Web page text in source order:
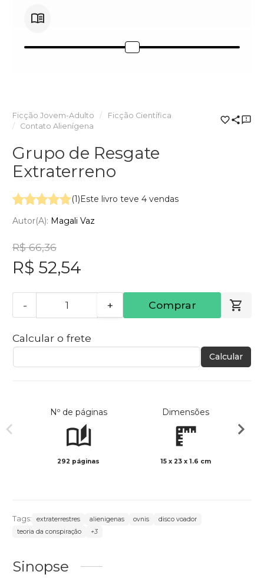
Ficção Jovem-Adulto
Ficção Científica
Contato Alienígena
Grupo de Resgate
Extraterreno
(1)Este livro teve 4 vendas
Autor(a): Magali Vaz
R$ 66,36
R$ 52,54
- + Comprar
Calcular o frete
Calcular
Nº de páginas
292 páginas
Dimensões
15 x 23 x 1.6 cm
Tags: extraterrestres alienigenas ovnis
disco voador
teoria da conspiração
+3
Sinopse